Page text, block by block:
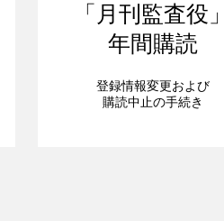
「月刊監査役」
年間購読
登録情報変更および
購読中止の手続き